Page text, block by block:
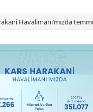
Havalimanı’mızda